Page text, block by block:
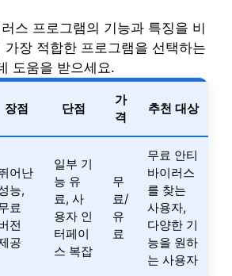
스 프로그램의 기능과 특징을 비
가장 적합한 프로그램을 선택하는
도움을 받으세요.
장점 단점
가
격
추천 대상
어난
능,
료
전
공
일부 기
능 유
료, 사
용자 인
터페이
스 복잡
무
료/
유
료
무료 안티
바이러스
를 찾는
사용자,
다양한 기
능을 원하
는 사용자